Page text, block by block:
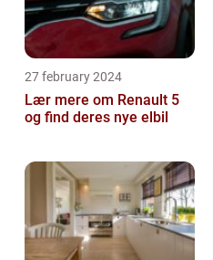
27 february 2024
Lær mere om Renault 5
og find deres nye elbil